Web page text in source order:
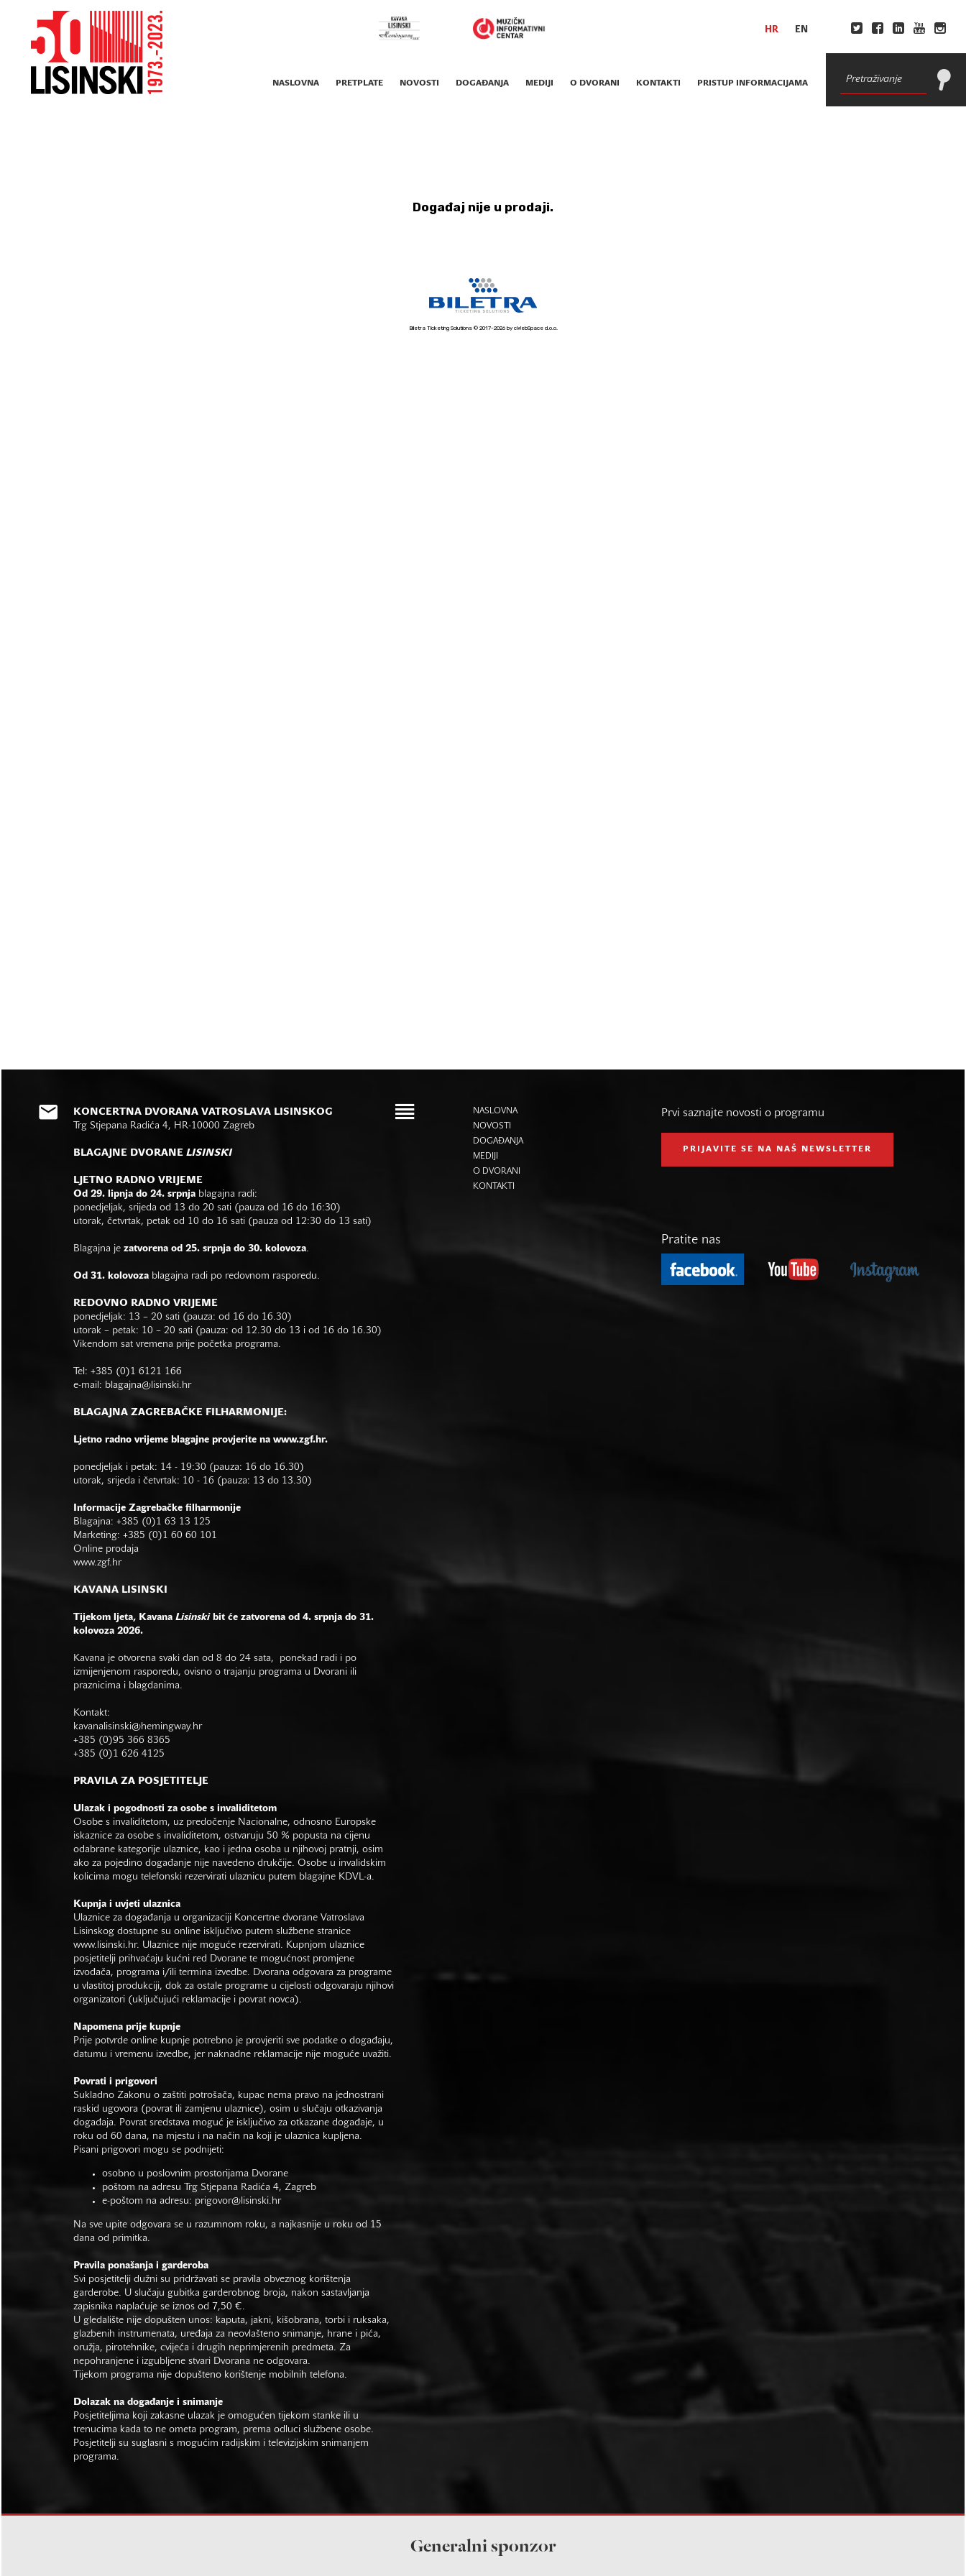
HR EN
NASLOVNA PRETPLATE NOVOSTI DOGAĐANJA MEDIJI O DVORANI KONTAKTI PRISTUP INFORMACIJAMA
KONCERTNA DVORANA VATROSLAVA LISINSKOG
Trg Stjepana Radića 4, HR-10000 Zagreb
BLAGAJNE DVORANE LISINSKI
LJETNO RADNO VRIJEME
Od 29. lipnja do 24. srpnja blagajna radi:
ponedjeljak, srijeda od 13 do 20 sati (pauza od 16 do 16:30)
utorak, četvrtak, petak od 10 do 16 sati (pauza od 12:30 do 13 sati)
Blagajna je zatvorena od 25. srpnja do 30. kolovoza.
Od 31. kolovoza blagajna radi po redovnom rasporedu.
REDOVNO RADNO VRIJEME
ponedjeljak: 13 – 20 sati (pauza: od 16 do 16.30)
utorak – petak: 10 – 20 sati (pauza: od 12.30 do 13 i od 16 do 16.30)
Vikendom sat vremena prije početka programa.
Tel: +385 (0)1 6121 166
e-mail: blagajna@lisinski.hr
BLAGAJNA ZAGREBAČKE FILHARMONIJE:
Ljetno radno vrijeme blagajne provjerite na www.zgf.hr.
ponedjeljak i petak: 14 - 19:30 (pauza: 16 do 16.30)
utorak, srijeda i četvrtak: 10 - 16 (pauza: 13 do 13.30)
Informacije Zagrebačke filharmonije
Blagajna: +385 (0)1 63 13 125
Marketing: +385 (0)1 60 60 101
Online prodaja
www.zgf.hr
KAVANA LISINSKI
Tijekom ljeta, Kavana Lisinskibit će zatvorena od 4. srpnja do 31.
kolovoza 2026.
Kavana je otvorena svaki dan od 8 do 24 sata, ponekad radi i po
izmijenjenom rasporedu, ovisno o trajanju programa u Dvorani ili
praznicima i blagdanima.
Kontakt:
kavanalisinski@hemingway.hr
+385 (0)95 366 8365
+385 (0)1 626 4125
PRAVILA ZA POSJETITELJE
Ulazak i pogodnosti za osobe s invaliditetom
Osobe s invaliditetom, uz predočenje Nacionalne, odnosno Europske
iskaznice za osobe s invaliditetom, ostvaruju 50 % popusta na cijenu
odabrane kategorije ulaznice, kao i jedna osoba u njihovoj pratnji, osim
ako za pojedino događanje nije navedeno drukčije. Osobe u invalidskim
kolicima mogu telefonski rezervirati ulaznicu putem blagajne KDVL-a.
Kupnja i uvjeti ulaznica
Ulaznice za događanja u organizaciji Koncertne dvorane Vatroslava
Lisinskog dostupne su online isključivo putem službene stranice
www.lisinski.hr. Ulaznice nije moguće rezervirati. Kupnjom ulaznice
posjetitelji prihvaćaju kućni red Dvorane te mogućnost promjene
izvođača, programa i/ili termina izvedbe. Dvorana odgovara za programe
u vlastitoj produkciji, dok za ostale programe u cijelosti odgovaraju njihovi
organizatori (uključujući reklamacije i povrat novca).
Napomena prije kupnje
Prije potvrde online kupnje potrebno je provjeriti sve podatke o događaju,
datumu i vremenu izvedbe, jer naknadne reklamacije nije moguće uvažiti.
Povrati i prigovori
Sukladno Zakonu o zaštiti potrošača, kupac nema pravo na jednostrani
raskid ugovora (povrat ili zamjenu ulaznice), osim u slučaju otkazivanja
događaja. Povrat sredstava moguć je isključivo za otkazane događaje, u
roku od 60 dana, na mjestu i na način na koji je ulaznica kupljena.
Pisani prigovori mogu se podnijeti:
osobno u poslovnim prostorijama Dvorane
poštom na adresu Trg Stjepana Radića 4, Zagreb
e-poštom na adresu: prigovor@lisinski.hr
Na sve upite odgovara se u razumnom roku, a najkasnije u roku od 15
dana od primitka.
Pravila ponašanja i garderoba
Svi posjetitelji dužni su pridržavati se pravila obveznog korištenja
garderobe. U slučaju gubitka garderobnog broja, nakon sastavljanja
zapisnika naplaćuje se iznos od 7,50 €.
U gledalište nije dopušten unos: kaputa, jakni, kišobrana, torbi i ruksaka,
glazbenih instrumenata, uređaja za neovlašteno snimanje, hrane i pića,
oružja, pirotehnike, cvijeća i drugih neprimjerenih predmeta. Za
nepohranjene i izgubljene stvari Dvorana ne odgovara.
Tijekom programa nije dopušteno korištenje mobilnih telefona.
Dolazak na događanje i snimanje
Posjetiteljima koji zakasne ulazak je omogućen tijekom stanke ili u
trenucima kada to ne ometa program, prema odluci službene osobe.
Posjetitelji su suglasni s mogućim radijskim i televizijskim snimanjem
programa.
NASLOVNA
NOVOSTI
DOGAĐANJA
MEDIJI
O DVORANI
KONTAKTI
Prvi saznajte novosti o programu
PRIJAVITE SE NA NAŠ NEWSLETTER
Pratite nas
Generalni sponzor